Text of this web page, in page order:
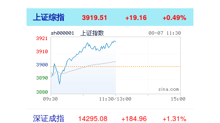
上证综指 3919.51 +19.16 +0.49%
深证成指 14295.08 +184.96 +1.31%